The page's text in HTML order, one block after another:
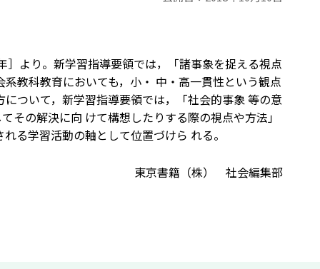
より。新学習指導要領では，「諸事象を捉える視点
教科教育においても，小・ 中・高一貫性という観点
ついて，新学習指導要領では，「社会的事象 等の意
その解決に向 けて構想したりする際の視点や方法」
る学習活動の軸として位置づけら れる。
東京書籍（株） 社会編集部